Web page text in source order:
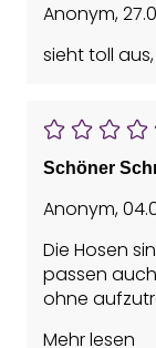
Anonym,
sieht toll
Schöner
Anonym,
Die Hosen
passen
ohne
Mehr lesen